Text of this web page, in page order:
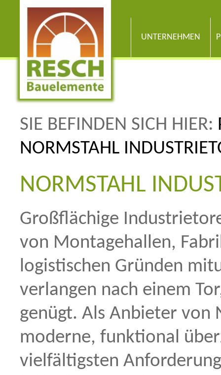
UNTERNEHMEN
SIE BEFINDEN SICH HIER:
NORMSTAHL
NORMSTAHL
Großflächige
von Montagehallen,
logistischen Gründen
verlangen nach einem
genügt. Als Anbieter
moderne, funktional
vielfältigsten